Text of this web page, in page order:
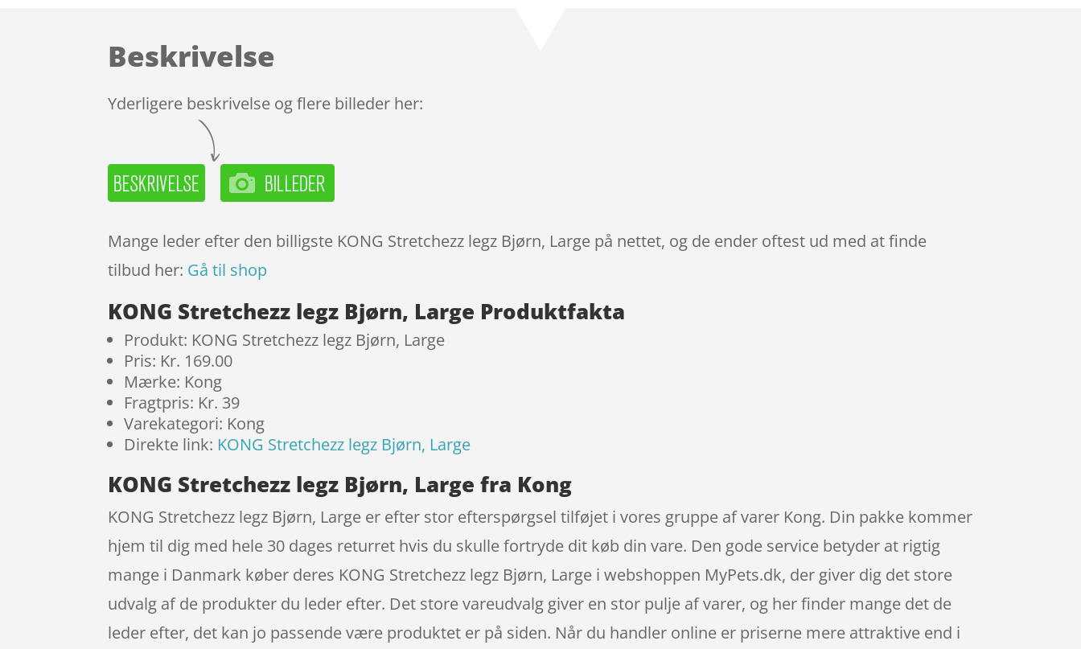
Beskrivelse
Yderligere beskrivelse og flere billeder her:
Mange leder efter den billigste KONG Stretchezz legz Bjørn, Large på nettet, og de ender oftest ud med at finde
tilbud her: Gå til shop
KONG Stretchezz legz Bjørn, Large Produktfakta
Produkt: KONG Stretchezz legz Bjørn, Large
Pris: Kr. 169.00
Mærke: Kong
Fragtpris: Kr. 39
Varekategori: Kong
Direkte link: KONG Stretchezz legz Bjørn, Large
KONG Stretchezz legz Bjørn, Large fra Kong
KONG Stretchezz legz Bjørn, Large er efter stor efterspørgsel tilføjet i vores gruppe af varer Kong. Din pakke kommer
hjem til dig med hele 30 dages returret hvis du skulle fortryde dit køb din vare. Den gode service betyder at rigtig
mange i Danmark køber deres KONG Stretchezz legz Bjørn, Large i webshoppen MyPets.dk, der giver dig det store
udvalg af de produkter du leder efter. Det store vareudvalg giver en stor pulje af varer, og her finder mange det de
leder efter, det kan jo passende være produktet er på siden. Når du handler online er priserne mere attraktive end i